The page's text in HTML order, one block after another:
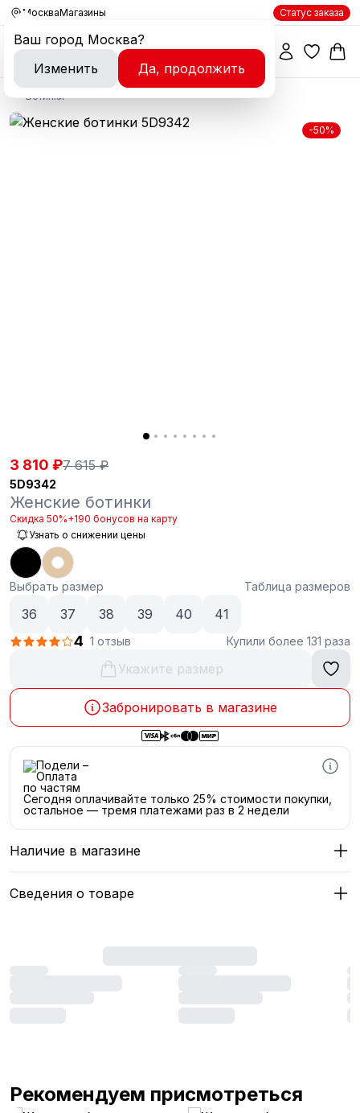
Москва
Ваш город Москва?
Изменить
Да, продолжить
Магазины Статус заказа
Ботинки
-50%
3 810 ₽7 615 ₽
5D9342
Женские ботинки
Скидка 50%+190 бонусов на карту
Узнать о снижении цены
Выбрать размер Таблица размеров
36 37 38 39 40 41
4 1 отзыв Купили более 131 раза
Укажите размер
Забронировать в магазине
Сегодня оплачивайте только 25% стоимости покупки,
остальное — тремя платежами раз в 2 недели
Наличие в магазине
Сведения о товаре
Рекомендуем присмотреться